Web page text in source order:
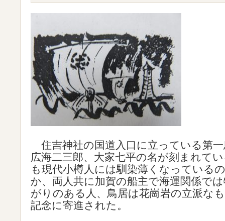
住吉神社の国道入口に立っている第
広海二三郎、大家七平の名が刻まれて
も現代小樽人には馴染薄くなっている
か、両人共に加賀の船主で海運関係で
がりのある人、鳥居は花崗岩の立派な
記念に寄進された。